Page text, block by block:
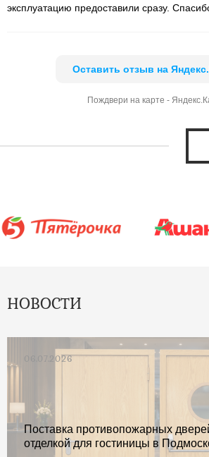
эксплуатацию предоставили сразу.
Оставить отзыв на
Пождвери на карте -
НОВОСТИ
06.07.2026
Поставка противопожарных
отделкой для гостиницы в